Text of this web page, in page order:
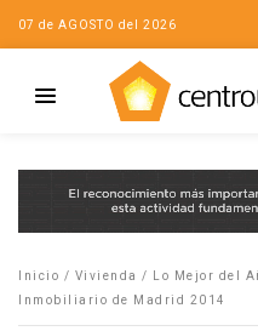
07 de AGOSTO del 2026
Inicio / Vivienda /
Lo Mejor del
Inmobiliario de Madrid 2014